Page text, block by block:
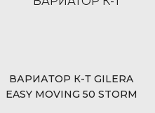
ВАРИАТОР К-Т GILERA
EASY MOVING 50 STORM